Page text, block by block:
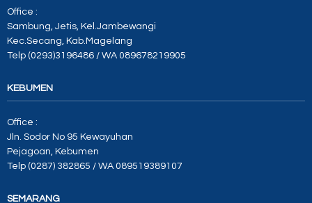
Office :
Sambung, Jetis, Kel.Jambewangi
Kec.Secang, Kab.Magelang
Telp (0293)3196486 / WA 089678219905
KEBUMEN
Office :
Jln. Sodor No 95 Kewayuhan
Pejagoan, Kebumen
Telp (0287) 382865 / WA 089519389107
SEMARANG